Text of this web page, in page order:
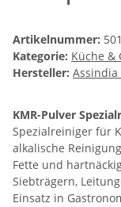
Artikelnummer:
Kategorie: Küche &
Hersteller: Assindia
KMR-Pulver
Spezialreiniger für
alkalische
Fette und
Siebträgern,
Einsatz in